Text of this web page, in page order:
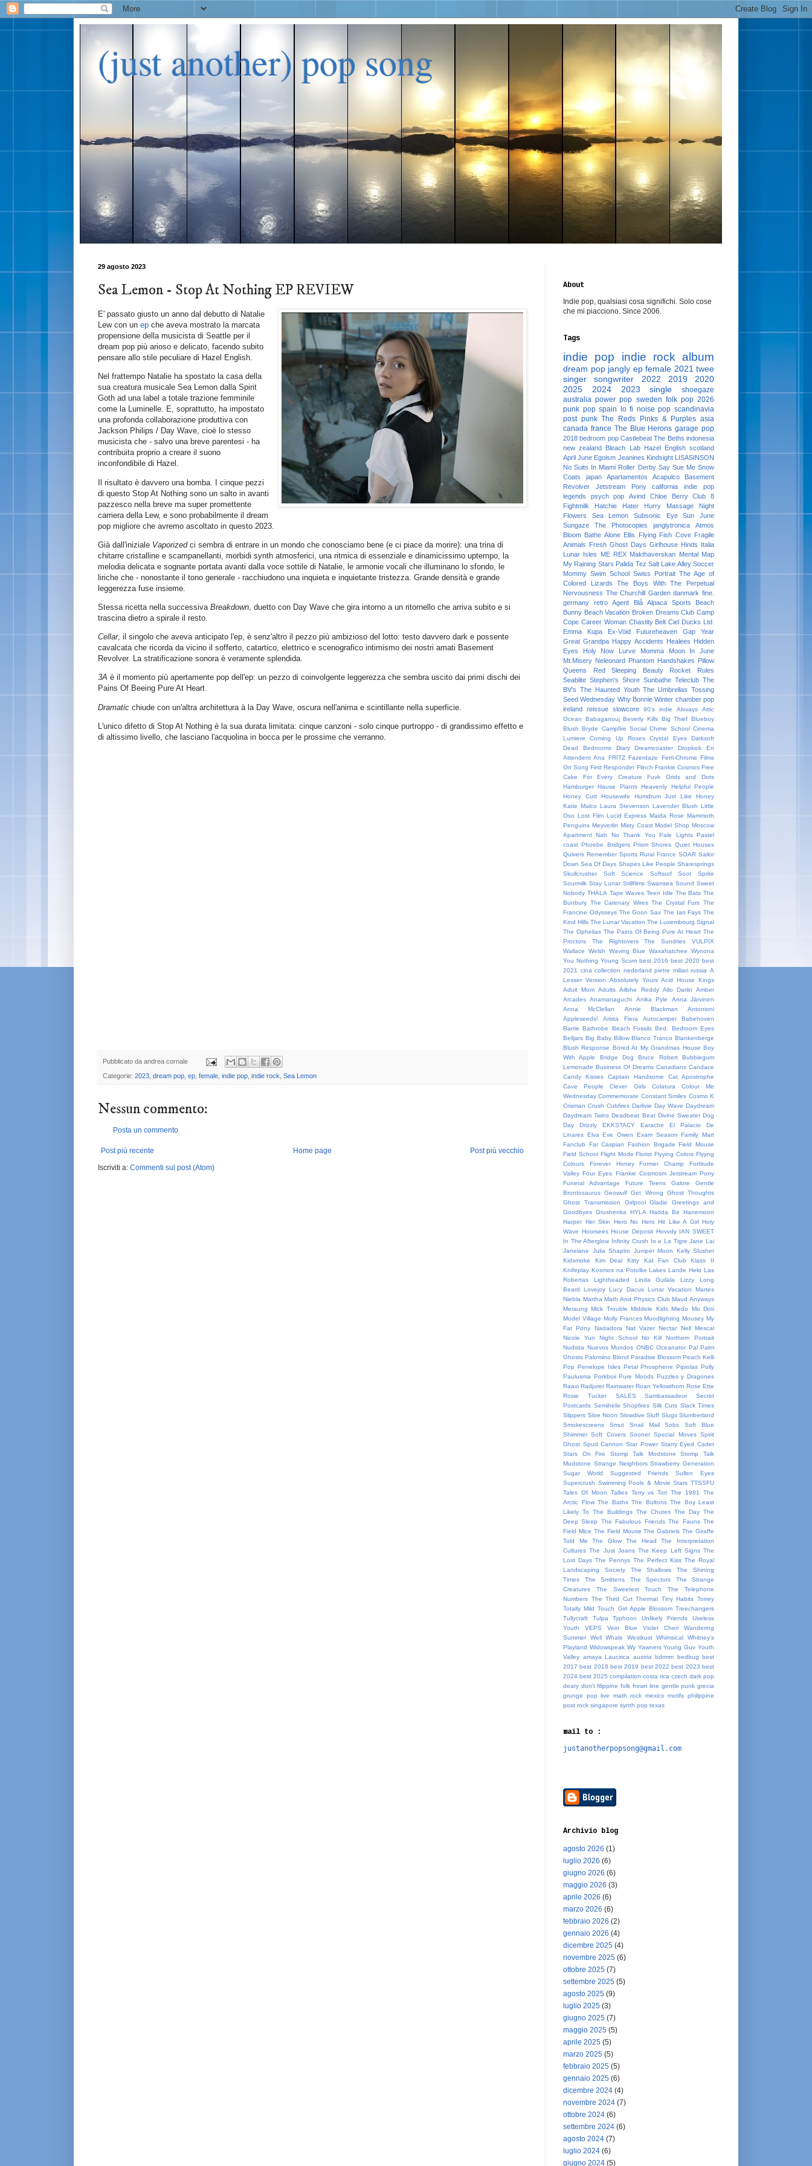
(just another) pop song
29 agosto 2023
Sea Lemon - Stop At Nothing EP REVIEW
E' passato giusto un anno dal debutto di Natalie
Lew con un ep che aveva mostrato la marcata
propensione della musicista di Seattle per il
dream pop più arioso e delicato, facendo subito
pensare allo stile peculiare di Hazel English.
Nel frattempo Natalie ha spostato la casa della
sua creatura musicale Sea Lemon dalla Spirit
Goth ad una label a totale trazione femminile
come la Luminelle. E, soprattutto, ha impostato
una profonda collaborazione produttiva con
Jackson Philips / Day Wave, cioè lo stesso
musicista che - salvo una breve parentesi - ha
contribuita proprio a creare il suono
inconfondibile di Hazel.
Il risultato è davvero una bomba. I cinque pezzi
di questo Stop At Nothing sono un salto in avanti
pazzesco nella breve ma super promettente
carriera della Lew, e sono probabilmente il dream
pop migliore che avremo ascoltato in questo 2023.
Già dall'iniziale Vaporizedci sembra di entrare in un mondo che conosciamo bene (e ci piace da morire): una trina di
chitarre cristalline e scampanellanti, morbidi synth atmosferici, una ritmica di essenziale e dinamicissimo uptempo, la
melodia delicata e sognante portata avanti dalla voce sottile di Natalie, le armonie vocali che illuminano lo sfondo, le
liriche che - nonostante il tono generale - racchiudono una inquieta e inquietante tristezza. Grande densità e grande
leggerezza fuse insieme.
Stessa ricetta nella successiva Breakdown , duetto con Day Wave che gira intorno a un ritornello che arriva subito e si
trascina dietro a spirale il resto.
Cellar, il singolo che aveva anticipato l'ep, è senz'altro il pezzo più ambizioso del lotto: testo davvero dark e possente
cavalcata che ricorda da vicino il sofferto, catartico, elettrico e scenografico intimismo dei nostri amati Basement
Revolver. La stratificazione sonora è veramente splendida.
3A è il momento più apertamente pop dell'ep: un pezzo di coinvolgente leggerezza che sembra uscito dai primi dischi dei
Pains Of Beeing Pure At Heart.
Dramatic chiude con un'altra architettura à la Day Wave, oscura nell'anima e scintillante nella superficie.
L'unico difetto di Stop At Nothing è la sua durata limitata: cinque canzoni - solo cinque purtroppo - di grandissimo effetto e
di altissimo livello, che lasciano l'acquolina in bocca per le prossime che verranno.
Pubblicato da andrea cornale
Categorie: 2023 dream pop ep female indie pop indie rock Sea Lemon
Nessun commento:
Posta un commento
Post più recente Post più vecchio
Home page
Iscriviti a: Commenti sul post (Atom)
About
Indie pop, qualsiasi cosa significhi. Solo cose
che mi piacciono. Since 2006.
Tags
indie pop indie rock album
dream pop jangly ep female 2021 twee
singer songwriter
2022 2019
2020
2025
2024 2023 single
shoegaze
australia power pop sweden folk pop 2026
punk pop spain lo fi noise pop scandinavia
post punk The Reds Pinks & Purples asia
canada france The Blue Herons garage pop
2018 bedroom pop Castlebeat The Beths indonesia
new zealand Bleach Lab Hazel English scotland
April June Egoism Jeanines Kindsight LISASINSON
No Suits In Miami Roller Derby Say Sue Me Snow
Coats
japan Apartamentos Acapulco
Basement
Revolver
Jetstream Pony california
indie pop
legends
psych pop Avind Chloe Berry
Club 8
Fightmilk
Hatchie Hater Hurry Massage
Night
Flowers
Sea Lemon Subsonic Eye
Sun June
Sungaze
The Photocopies janglytronica
Atmos
Bloom Bathe Alone Ellis Flying Fish Cove Fragile
Animals Fresh Ghost Days Girlhouse Hinds Italia
Lunar Isles
ME REX Makthaverskan Mental Map
My Raining Stars Palida Tez Salt Lake Alley Soccer
Mommy Swim School Swiss Portrait The Age of
Colored Lizards
The Boys With The Perpetual
Nervousness The Churchill Garden danmark fine.
germany
retro Agent Blå Alpaca Sports
Beach
Bunny Beach Vacation Broken Dreams Club Camp
Cope Career Woman Chastity Belt Ciel Ducks Ltd.
Emma Kupa
Ex-Vöid Futureheaven
Gap Year
Great Grandpa Happy Accidents Healees Hidden
Eyes
Holy Now Lurve Momma
Moon In June
Mt.Misery Neleonard Phantom Handshakes Pillow
Queens
Red Sleeping Beauty
Rocket Rules
Seablite Stephen's Shore Sunbathe Teleclub The
BV's The Haunted Youth The Umbrellas Tossing
Seed Wednesday Why Bonnie Winter chamber pop
ireland reissue slowcore 90's indie Alvvays
Attic
Ocean
Babaganouj Beverly Kills Big Thief Blueboy
Blush Bryde Campfire Social Chime School Cinema
Lumiere
Coming Up Roses Crystal Eyes
Darksoft
Dead Bedrooms
Diary Dreamcoaster Dropkick
En
Attendent Ana
FRITZ Fazerdaze Ferri-Chrome Films
On Song First Responder Flinch Frankie Cosmos Free
Cake For Every Creature
Fuvk
Grids and Dots
Hamburger Hause Plants Heavenly
Helpful People
Honey Cutt
Housewife Humdrum
Just Like Honey
Katie Malco Laura Stevenson Lavender Blush Little
Oso Lost Film Lucid Express Maida Rose Mammoth
Penguins Meyverlin Misty Coast Model Shop Moscow
Apartment Nah No Thank You Pale Lights Pastel
coast Phoebe Bridgers Prism Shores Quiet Houses
Quivers Remember Sports Rural France SOAR Sailor
Down Sea Of Days Shapes Like People Sharesprings
Skullcrusher
Soft Science Softsurf
Soot Sprite
Sourmilk Stay Lunar Stillfilms Swansea Sound Sweet
Nobody THALA Tape Waves Teen Idle The Bats The
Bunbury The Catenary Wires The Crystal Furs The
Francine Odysseys The Goon Sax The Ian Fays The
Kind Hills The Lunar Vacation The Luxembourg Signal
The Ophelias The Pains Of Being Pure At Heart The
Proctors
The Rightovers The Sundries
VULPIX
Wallace Welsh
Waving Blue Waxahatchee
Wynona
You Nothing Young Scum best 2016 best 2020 best
2021
cina collection nederland pietre miliari russia A
Lesser Version
Absolutely Yours Acid House Kings
Adult Mom Adults Ailbhe Reddy Allo Darlin
Amber
Arcades Anamanaguchi Anika Pyle
Anna Järvinen
Anna McClellan
Annie Blackman
Antonioni
Appleseeds!
Arista Fiera Autocamper
Babehoven
Barrie Bathrobe Beach Fossils Bed.
Bedroom Eyes
Belljars Big Baby Billow Blanco Tranco Blankenberge
Blush Response Bored At My Grandmas House Boy
With Apple
Bridge Dog Bruce Robert
Bubblegum
Lemonade Business Of Dreams Canadians Candace
Candy Kisses
Captain Handsome
Cat Apostrophe
Cave People
Clever Girls Colatura
Colour Me
Wednesday Commemorate Constant Smiles Cosmo K
Crisman Crush Cubfires Darlivie Day Wave Daydream
Daydream Twins Deadbeat Beat Divine Sweater Dog
Day
Drizzly EKKSTACY Earache
El Palacio De
Linares Elva Eve Owen Exam Season Family Mart
Fanclub
Far Caspian Fashion Brigade Field Mouse
Field School Flight Mode Florist Flyying Colors Flyyng
Colours
Forever Honey Former Champ
Fortitude
Valley Four Eyes Frankie Cosmosm Jetstream Pony
Funeral Advantage
Future Teens Galore
Gentle
Brontosaurus Geowulf Get Wrong
Ghost Thoughts
Ghost Transmission
Girlpool Gladie
Greetings and
Goodbyes Grushenka HYLA Hadda Be
Hanemoon
Harper Her Skin Hero No Hero Hit Like A Girl Holy
Wave Hoorsees House Deposit Hovvdy IAN SWEET
In The Afterglow Infinity Crush Io e La Tigre Jane Lai
Janelane
Julia Shapiro Juniper Moon
Kelly Slusher
Kidsmoke
Kim Deal Kitty Kat Fan Club
Klass II
Knifeplay Kosmos na Potolke Lakes Lande Hekt Las
Robertas
Lightheaded Linda Guilala Lizzy
Long
Beard
Lovejoy Lucy Dacus Lunar Vacation
Martes
Niebla Martha Math And Physics Club Maud Anyways
Meraung Mick Trouble Middele Kids Miedo
Mo Doti
Model Village Molly Frances Moodlighting Mousey My
Fat Pony
Nadadora Nat Vazer Nectar Nell Mescal
Nicole Yun
Night School No Kill
Northern Portrait
Nudista Nuevos Mundos ONBC Oceanator Pal Palm
Ghosts Palomino Blond Paradise Blossom Peach Kelli
Pop Penelope Isles Petal Phosphene Pipiolas Polly
Paulusma Porkboii Pure Moods Puzzles y Dragones
Raavi Radjuret Rainwater Roan Yellowthorn Rose Ette
Rosie Tucker
SALES Sambassadeur
Secret
Postcards Semihelix Shopfires Silk Cuts Slack Times
Slippers Sloe Noon Slowdive Sluff Slugs Slumberland
Smokescreens
Smut Snail Mail Sobs
Soft Blue
Shimmer Soft Covers Sooner Special Moves Spirit
Ghost Spud Cannon Star Power Starry Eyed Cadet
Stars On Fire
Stomp Talk Modstone
Stomp Talk
Mudstone Strange Neighbors Strawberry Generation
Sugar World
Suggested Friends
Sullen Eyes
Supercrush Swimming Pools & Movie Stars TTSSFU
Tales Of Moon
Tallies Terry vs Tori The 1981
The
Arctic Flow The Baths The Boltons The Boy Least
Likely To
The Buildings The Chutes The Day The
Deep Sleep
The Fabulous Friends The Fauns The
Field Mice The Field Mouse The Gabriels The Giraffe
Told Me
The Glow The Head
The Interpretation
Cultures The Just Joans The Keep Left Signs The
Lost Days The Pennys The Perfect Kiss The Royal
Landscaping Society
The Shallows
The Shining
Times
The Smittens The Spectors
The Strange
Creatures
The Sweetest Touch
The Telephone
Numbers The Third Cut Thermal Tiny Habits Torrey
Totally Mild Touch Girl Apple Blossom Treechangers
Tullycraft
Tulpa Typhoon Unlikely Friends
Useless
Youth
VEPS Vein Blue Violet Cheri
Wandering
Summer
Well Whale Westkust Whimsical
Whitney's
Playland Widowspeak Wy Yawners Young Guv Youth
Valley amaya Laucirica austria bdrmm bedbug best
2017 best 2018 best 2019 best 2022 best 2023 best
2024 best 2025 compilation costa rica czech dark pop
deary don't filippine folk frown line gentle punk grecia
grunge pop live math rock mexico motifs philippine
post rock singapore synth pop texas
mail to :
justanotherpopsong@gmail.com
Archivio blog
agosto 2026 (1)
luglio 2026 (6)
giugno 2026 (6)
maggio 2026 (3)
aprile 2026 (6)
marzo 2026 (6)
febbraio 2026 (2)
gennaio 2026 (4)
dicembre 2025 (4)
novembre 2025 (6)
ottobre 2025 (7)
settembre 2025 (5)
agosto 2025 (9)
luglio 2025 (3)
giugno 2025 (7)
maggio 2025 (5)
aprile 2025 (5)
marzo 2025 (5)
febbraio 2025 (5)
gennaio 2025 (6)
dicembre 2024 (4)
novembre 2024 (7)
ottobre 2024 (6)
settembre 2024 (6)
agosto 2024 (7)
luglio 2024 (6)
giugno 2024 (5)